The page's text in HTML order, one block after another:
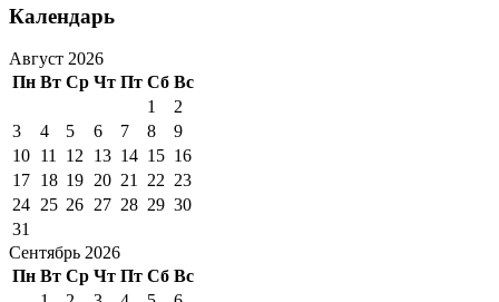
Календарь
Август 2026
Пн Вт Ср Чт Пт Сб Вс
1
2
3
4 5 6 7 8
9
10 11 12 13 14 15 16
17 18 19 20 21 22 23
24 25 26 27 28 29 30
31
Сентябрь 2026
Пн Вт Ср Чт Пт Сб Вс